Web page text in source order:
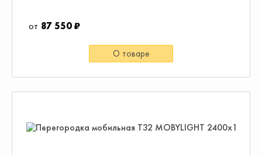
87 550 ₽
О товаре